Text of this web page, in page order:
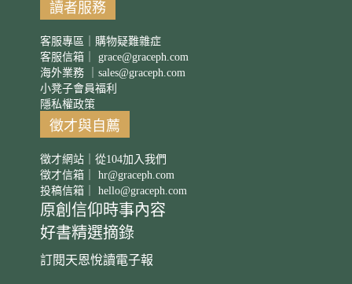
讀者服務
客服專區｜購物疑難雜症
客服信箱｜ grace@graceph.com
海外業務 ｜ sales@graceph.com
小凳子會員福利
隱私權政策
徵才與自薦
徵才網站｜從104加入我們
徵才信箱｜ hr@graceph.com
投稿信箱｜ hello@graceph.com
原創信仰時事內容
好書精選摘錄
訂閱天恩悅讀電子報